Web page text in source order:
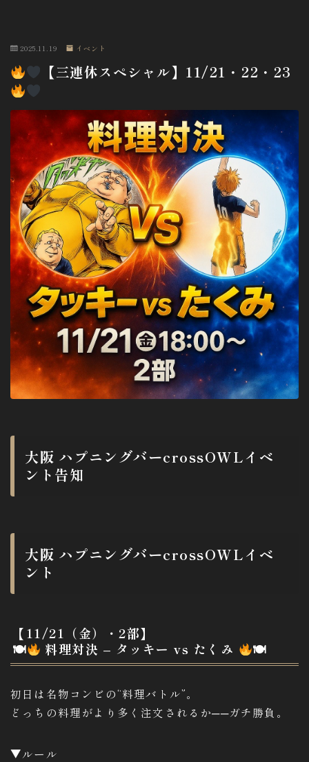
2025.11.19 イベント
【三連休スペシャル】11/21・22・23
大阪 ハプニングバーcrossOWLイベ
ント告知
大阪 ハプニングバーcrossOWLイベ
ント
【11/21（金）・2部】
🍽
料理対決 – タッキー vs たくみ 🍽
初日は名物コンビの“料理バトル”。
どっちの料理がより多く注文されるか──ガチ勝負。
▼ルール